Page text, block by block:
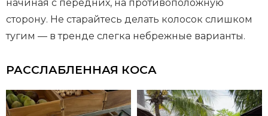
начиная с передних, на противоположную
сторону. Не старайтесь делать колосок слишком
тугим — в тренде слегка небрежные варианты.
РАССЛАБЛЕННАЯ КОСА